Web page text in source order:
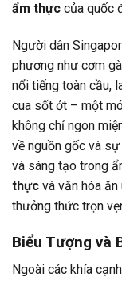
ẩm thực của quốc
Người dân
phương như cơm
nổi tiếng toàn cầu,
cua sốt ớt – một
không chỉ ngon
về nguồn gốc và
và sáng tạo trong
thực và văn hóa
thưởng thức trọn
Biểu Tượng và
Ngoài các khía